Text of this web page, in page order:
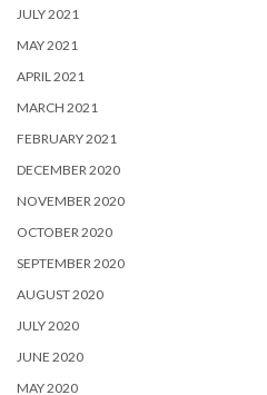
JULY 2021
MAY 2021
APRIL 2021
MARCH 2021
FEBRUARY 2021
DECEMBER 2020
NOVEMBER 2020
OCTOBER 2020
SEPTEMBER 2020
AUGUST 2020
JULY 2020
JUNE 2020
MAY 2020